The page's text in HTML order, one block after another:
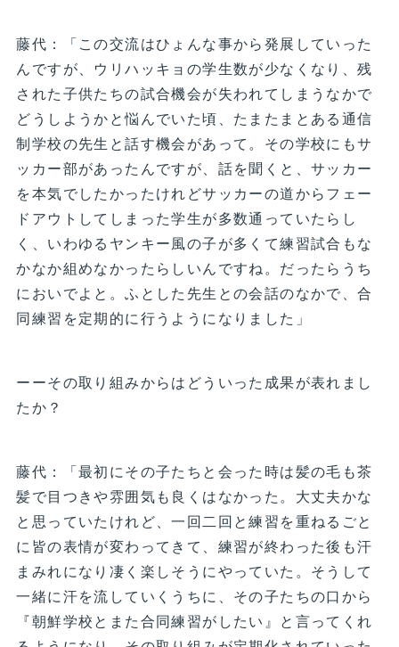
藤代：「この交流はひょんな事から発展していった
んですが、ウリハッキョの学生数が少なくなり、残
された子供たちの試合機会が失われてしまうなかで
どうしようかと悩んでいた頃、たまたまとある通信
制学校の先生と話す機会があって。その学校にもサ
ッカー部があったんですが、話を聞くと、サッカー
を本気でしたかったけれどサッカーの道からフェー
ドアウトしてしまった学生が多数通っていたらし
く、いわゆるヤンキー風の子が多くて練習試合もな
かなか組めなかったらしいんですね。だったらうち
においでよと。ふとした先生との会話のなかで、合
同練習を定期的に行うようになりました」
ーーその取り組みからはどういった成果が表れまし
たか？
藤代：「最初にその子たちと会った時は髪の毛も茶
髪で目つきや雰囲気も良くはなかった。大丈夫かな
と思っていたけれど、一回二回と練習を重ねるごと
に皆の表情が変わってきて、練習が終わった後も汗
まみれになり凄く楽しそうにやっていた。そうして
一緒に汗を流していくうちに、その子たちの口から
『朝鮮学校とまた合同練習がしたい』と言ってくれ